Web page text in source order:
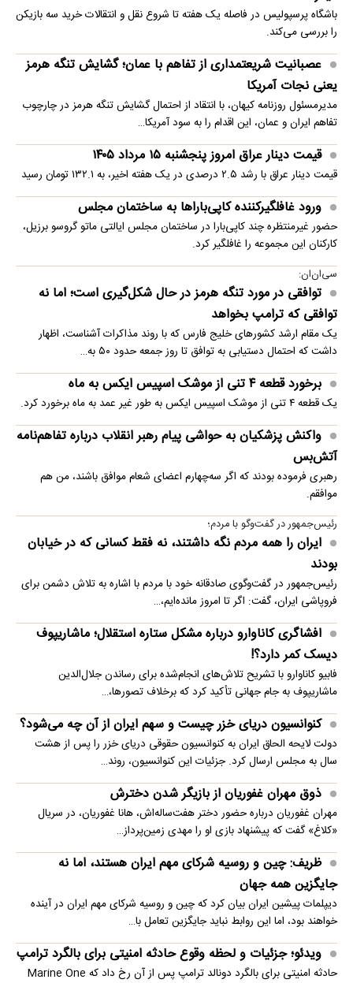
باشگاه پرسپولیس در فاصله یک هفته تا شروع نقل و انتقالات خرید سه بازیکن
را بررسی می‌کند.
عصبانیت شریعتمداری از تفاهم با عمان؛ گشایش تنگه هرمز
یعنی نجات آمریکا
مدیرمسئول روزنامه کیهان، با انتقاد از احتمال گشایش تنگه هرمز در چارچوب
تفاهم ایران و عمان، این اقدام را به سود آمریکا…
قیمت دینار عراق امروز پنجشنبه ۱۵ مرداد ۱۴۰۵
قیمت دینار عراق با رشد ۲.۵ درصدی در یک هفته اخیر، به ۱۳۲.۱ تومان رسید
ورود غافلگیرکننده کاپی‌باراها به ساختمان مجلس
حضور غیرمنتظره چند کاپی‌بارا در ساختمان مجلس ایالتی ماتو گروسو برزیل،
کارکنان این مجموعه را غافلگیر کرد.
سی‌ان‌ان:
توافقی در مورد تنگه هرمز در حال شکل‌گیری است؛ اما نه
توافقی که ترامپ بخواهد
یک مقام ارشد کشورهای خلیج فارس که با روند مذاکرات آشناست، اظهار
داشت که احتمال دستیابی به توافق تا روز جمعه حدود ۵۰ به…
برخورد قطعه ۴ تنی از موشک اسپیس ایکس به ماه
یک قطعه ۴ تنی از موشک اسپیس ایکس به طور غیر عمد به ماه برخورد کرد.
واکنش پزشکیان به حواشی پیام رهبر انقلاب درباره تفاهم‌نامه
آتش‌بس
رهبری فرموده بودند که اگر سه‌چهارم اعضای شعام موافق باشند، من هم
موافقم.
رئیس‌جمهور در گفت‌وگو با مردم؛
ایران را همه مردم نگه داشتند، نه فقط کسانی که در خیابان
بودند
رئیس‌جمهور در گفت‌وگوی صادقانه خود با مردم با اشاره به تلاش دشمن برای
فروپاشی ایران، گفت: اگر تا امروز مانده‌ایم،…
افشاگری کاناوارو درباره مشکل ستاره استقلال؛ ماشاریپوف
دیسک کمر دارد؟!
فابیو کاناوارو با تشریح تلاش‌های انجام‌شده برای رساندن جلال‌الدین
ماشاریپوف به جام جهانی تأکید کرد که برخلاف تصورها،…
کنوانسیون دریای خزر چیست و سهم ایران از آن چه می‌شود؟
دولت لایحه الحاق ایران به کنوانسیون حقوقی دریای خزر را پس از هشت
سال به مجلس ارسال کرد. جزئیات این کنوانسیون، روند…
ذوق مهران غفوریان از بازیگر شدن دخترش
مهران غفوریان درباره حضور دختر هفت‌ساله‌اش، هانا غفوریان، در سریال
«کلاغ» گفت که پیشنهاد بازی او را مهدی زمین‌پرداز…
ظریف: چین و روسیه شرکای مهم ایران هستند، اما نه
جایگزین همه جهان
دیپلمات پیشین ایران بیان کرد که چین و روسیه شرکای مهم ایران در آینده
خواهند بود، اما این روابط نباید جایگزین تعامل با…
ویدئو؛ جزئیات و لحظه وقوع حادثه امنیتی برای بالگرد ترامپ
حادثه امنیتی برای بالگرد دونالد ترامپ پس از آن رخ داد که Marine One